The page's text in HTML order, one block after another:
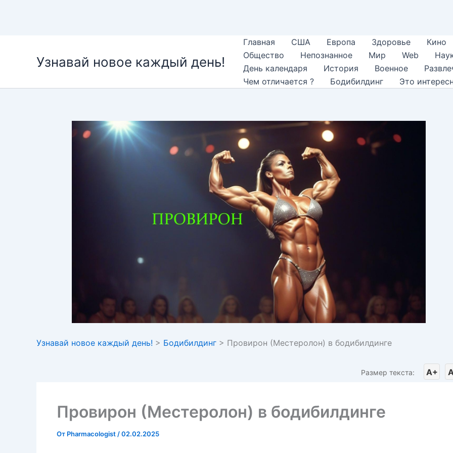
содержимомуУзнавай новое каждый день!
Главная США Европа Здоровье
Кино
Общество
Непознанное Мир Web
День календаря
История Военное
Чем отличается ?
Бодибилдинг Это
Узнавай новое каждый день! > Бодибилдинг > Провирон (Местеролон) в бодибилдинге
Размер текста: A+
Провирон (Местеролон) в бодибилдинге
От Pharmacologist /02.02.2025